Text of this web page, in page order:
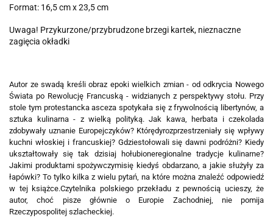
Format: 16,5 cm x 23,5 cm
Uwaga! Przykurzone/przybrudzone brzegi kartek, nieznaczne
zagięcia okładki
Autor ze swadą kreśli obraz epoki wielkich zmian - od odkrycia Nowego
Świata po Rewolucję Francuską - widzianych z perspektywy stołu. Przy
stole tym protestancka asceza spotykała się z frywolnością libertynów, a
sztuka kulinarna - z wielką polityką. Jak kawa, herbata i czekolada
zdobywały uznanie Europejczyków? Którędyrozprzestrzeniały się wpływy
kuchni włoskiej i francuskiej? Gdziestołowali się dawni podróżni? Kiedy
ukształtowały się tak dzisiaj hołubioneregionalne tradycje kulinarne?
Jakimi produktami spożywczymisię kiedyś obdarzano, a jakie służyły za
łapówki? To tylko kilka z wielu pytań, na które można znaleźć odpowiedź
w tej książce.Czytelnika polskiego przekładu z pewnością ucieszy, że
autor, choć pisze głównie o Europie Zachodniej, nie pomija
Rzeczypospolitej szlacheckiej.